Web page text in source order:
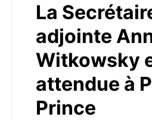
La
adjointe
Witkowsky
attendue à
Prince